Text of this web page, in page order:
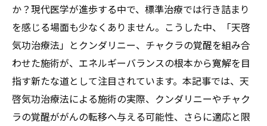
か？現代医学が進歩する中で、標準治療では行き詰まり
を感じる場面も少なくありません。こうした中、「天啓
気功治療法」とクンダリニー、チャクラの覚醒を組み合
わせた施術が、エネルギーバランスの根本から寛解を目
指す新たな道として注目されています。本記事では、天
啓気功治療法による施術の実際、クンダリニーやチャク
ラの覚醒ががんの転移へ与える可能性、さらに適応と限